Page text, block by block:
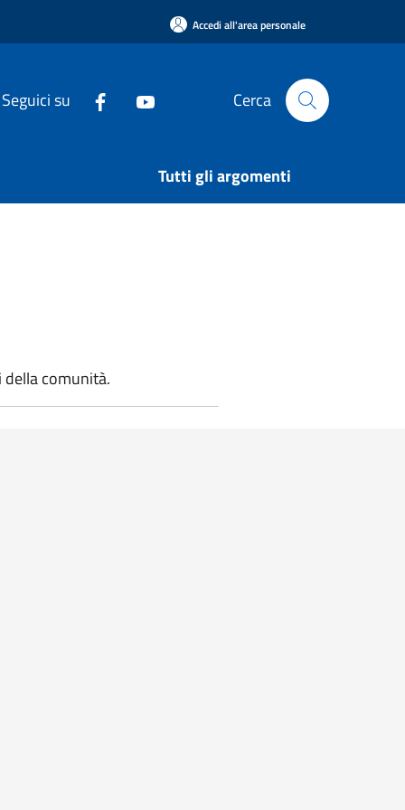
Accedi all'area personale
Seguici su Cerca
Tutti gli argomenti
della comunità.